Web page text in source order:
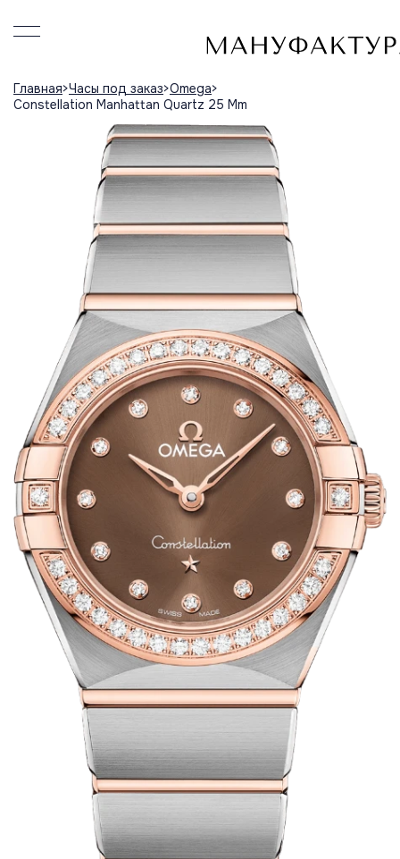
Главная Часы под заказ Omega
Constellation Manhattan Quartz 25 Mm